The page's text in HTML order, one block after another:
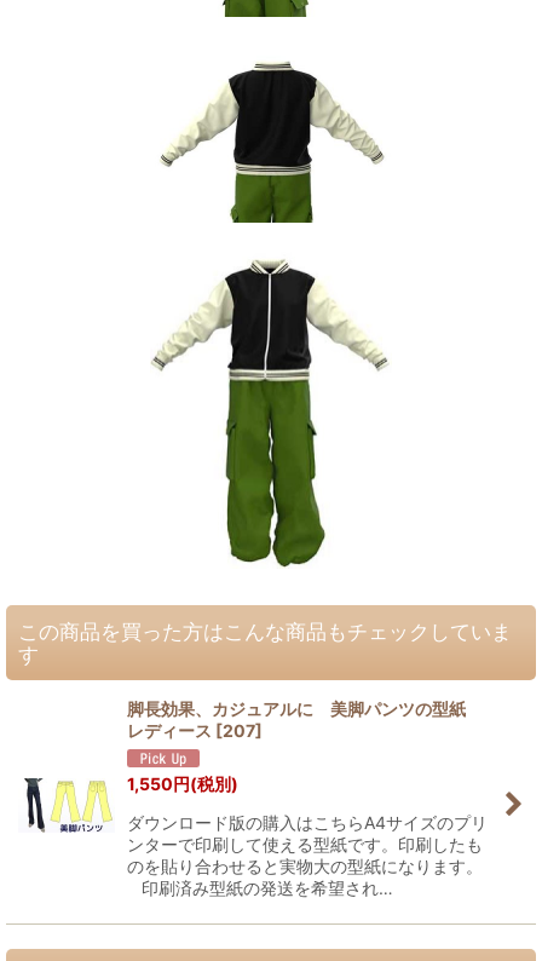
この商品を買った方はこんな商品もチェックしていま
す
脚長効果、カジュアルに 美脚パンツの型紙
レディース [207]
1,550円(税別)
ダウンロード版の購入はこちらA4サイズのプリ
ンターで印刷して使える型紙です。印刷したも
のを貼り合わせると実物大の型紙になります。
印刷済み型紙の発送を希望され…